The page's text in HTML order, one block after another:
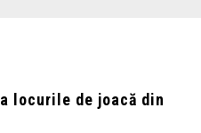
locurile de joacă din